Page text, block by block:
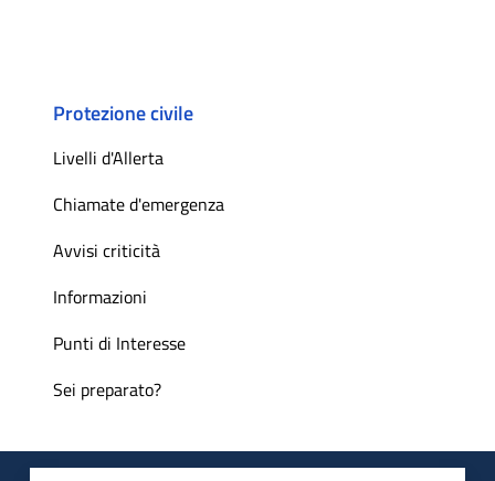
Protezione civile
Livelli d'Allerta
Chiamate d'emergenza
Avvisi criticità
Informazioni
Punti di Interesse
Sei preparato?